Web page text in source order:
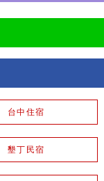
台中住宿
墾丁民宿